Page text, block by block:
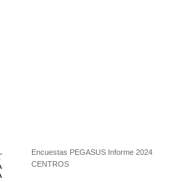
Encuestas PEGASUS Informe 2024
CENTROS